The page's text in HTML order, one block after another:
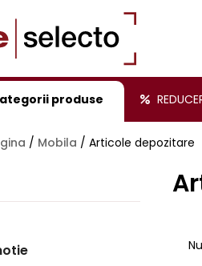
produse
/ Mobila / Articole depozitare